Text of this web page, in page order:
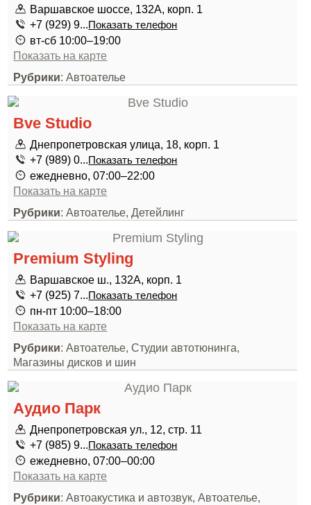
Варшавское шоссе, 132А, корп. 1
+7 (929) 9...Показать телефон
вт-сб 10:00–19:00
Показать на карте
Рубрики: Автоателье
Bve Studio
Днепропетровская улица, 18, корп. 1
+7 (989) 0...Показать телефон
ежедневно, 07:00–22:00
Показать на карте
Рубрики: Автоателье, Детейлинг
Premium Styling
Варшавское ш., 132А, корп. 1
+7 (925) 7...Показать телефон
пн-пт 10:00–18:00
Показать на карте
Рубрики: Автоателье, Студии автотюнинга,
Магазины дисков и шин
Аудио Парк
Днепропетровская ул., 12, стр. 11
+7 (985) 9...Показать телефон
ежедневно, 07:00–00:00
Показать на карте
Рубрики: Автоакустика и автозвук, Автоателье,